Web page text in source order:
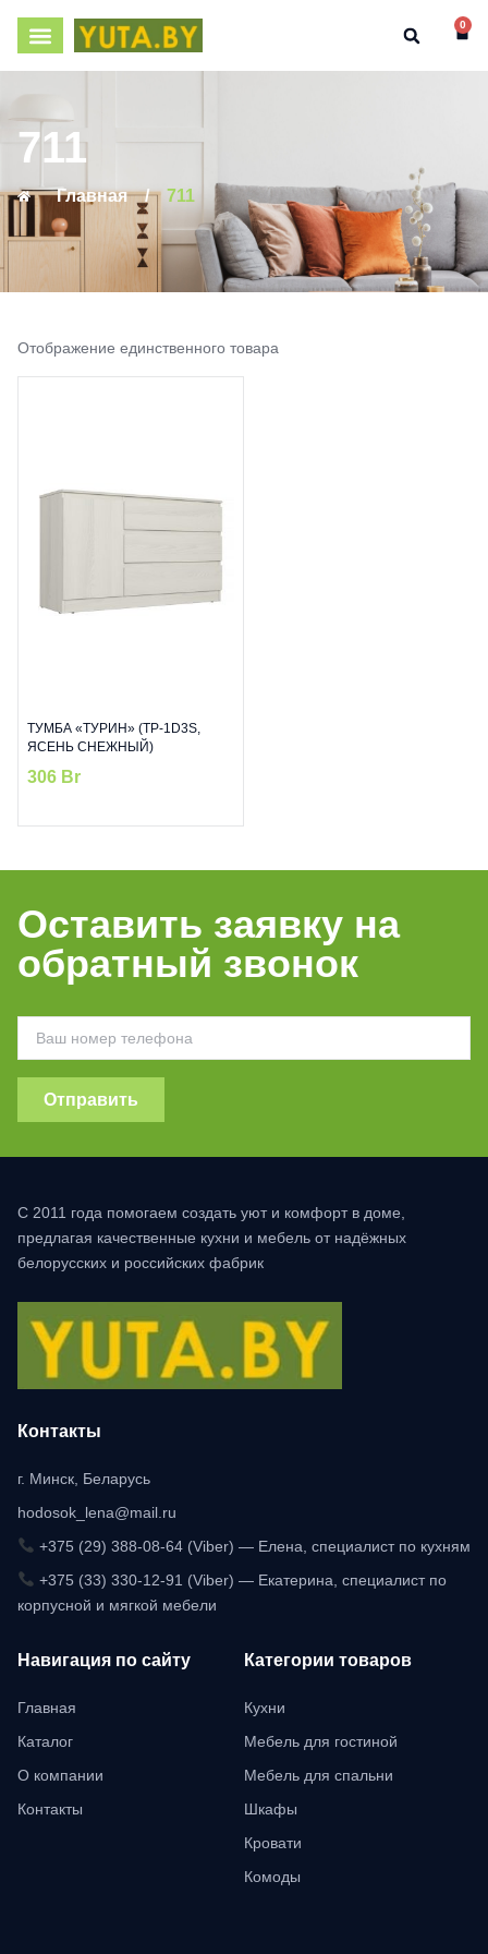
0
711
Главная / 711
Отображение единственного товара
ТУМБА «ТУРИН» (ТР-1D3S,
ЯСЕНЬ СНЕЖНЫЙ)
306 Br
Оставить заявку на
обратный звонок
Отправить
С 2011 года помогаем создать уют и комфорт в доме,
предлагая качественные кухни и мебель от надёжных
белорусских и российских фабрик
Контакты
г. Минск, Беларусь
hodosok_lena@mail.ru
+375 (29) 388-08-64 (Viber) — Елена, специалист по кухням
+375 (33) 330-12-91 (Viber) — Екатерина, специалист по
корпусной и мягкой мебели
Навигация по сайту
Главная
Каталог
О компании
Контакты
Категории товаров
Кухни
Мебель для гостиной
Мебель для спальни
Шкафы
Кровати
Комоды